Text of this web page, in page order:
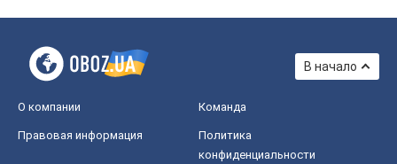
В начало
О компании Команда
Правовая информация
Политика
конфиденциальности